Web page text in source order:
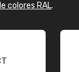
colores RAL.